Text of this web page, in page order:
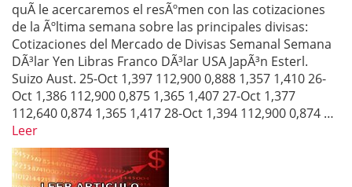
quÃ­ le acercaremos el resÃºmen con las cotizaciones
de la Ãºltima semana sobre las principales divisas:
Cotizaciones del Mercado de Divisas Semanal Semana
DÃ³lar Yen Libras Franco DÃ³lar USA JapÃ³n Esterl.
Suizo Aust. 25-Oct 1,397 112,900 0,888 1,357 1,410 26-
Oct 1,386 112,900 0,875 1,365 1,407 27-Oct 1,377
112,640 0,874 1,365 1,417 28-Oct 1,394 112,900 0,874 …
Leer